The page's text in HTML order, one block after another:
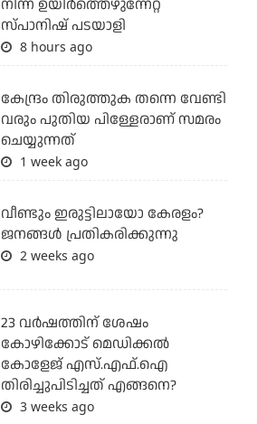
നിന്ന് ഉയിർത്തെഴുന്നേറ്റ
സ്പാനിഷ് പടയാളി
8 hours ago
കേന്ദ്രം തിരുത്തുക തന്നെ വേണ്ടി
വരും പുതിയ പിള്ളേരാണ് സമരം
ചെയ്യുന്നത്
1 week ago
വീണ്ടും ഇരുട്ടിലായോ കേരളം?
ജനങ്ങൾ പ്രതികരിക്കുന്നു
2 weeks ago
23 വർഷത്തിന് ശേഷം
കോഴിക്കോട് മെഡിക്കൽ
കോളേജ് എസ്.എഫ്.ഐ
തിരിച്ചുപിടിച്ചത് എങ്ങനെ?
3 weeks ago